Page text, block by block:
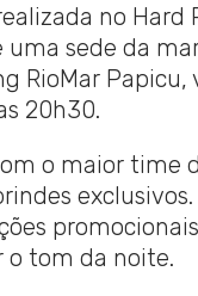
no
sede da
RioMar
20h30.
o maior time
o tom da noite.